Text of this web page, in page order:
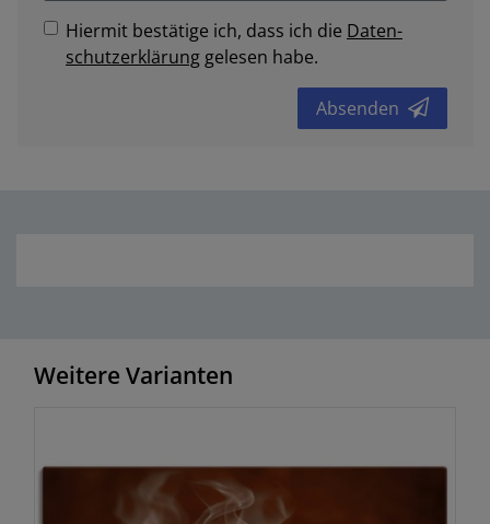
Hiermit bestätige ich, dass ich die Daten­
schutz­erklärung gelesen habe.
Absenden
Weitere Varianten